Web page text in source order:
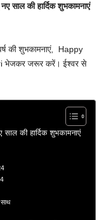
की हार्दिक शुभकामनाएं
की शुभकामनाएं, Happy
भेजकर जरूर करें। ईश्वर से
की हार्दिक शुभकामनाएं